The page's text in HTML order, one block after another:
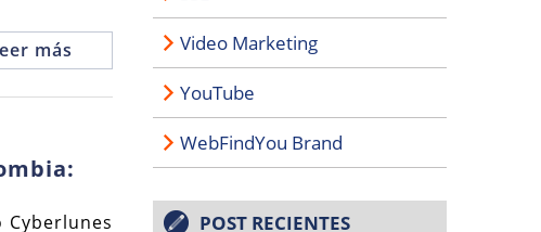
más
Video Marketing
YouTube
WebFindYou Brand
POST RECIENTES